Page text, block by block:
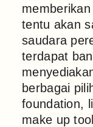
tentu akan
saudara
terdapat
berbagai
foundation,
make up